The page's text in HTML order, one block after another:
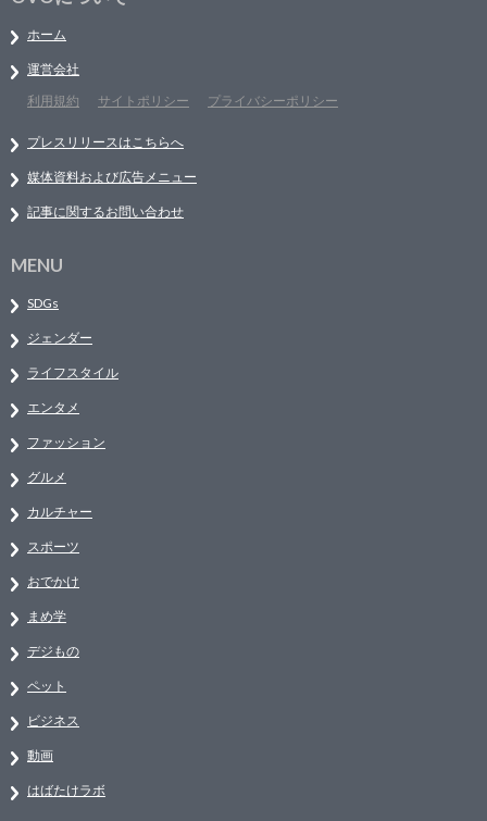
ホーム
運営会社
利用規約
サイトポリシー プライバシーポリシー
プレスリリースはこちらへ
媒体資料および広告メニュー
記事に関するお問い合わせ
MENU
SDGs
ジェンダー
ライフスタイル
エンタメ
ファッション
グルメ
カルチャー
スポーツ
おでかけ
まめ学
デジもの
ペット
ビジネス
動画
はばたけラボ